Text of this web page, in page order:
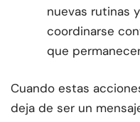
nuevas rutinas
coordinarse
que
Cuando estas
deja de ser un